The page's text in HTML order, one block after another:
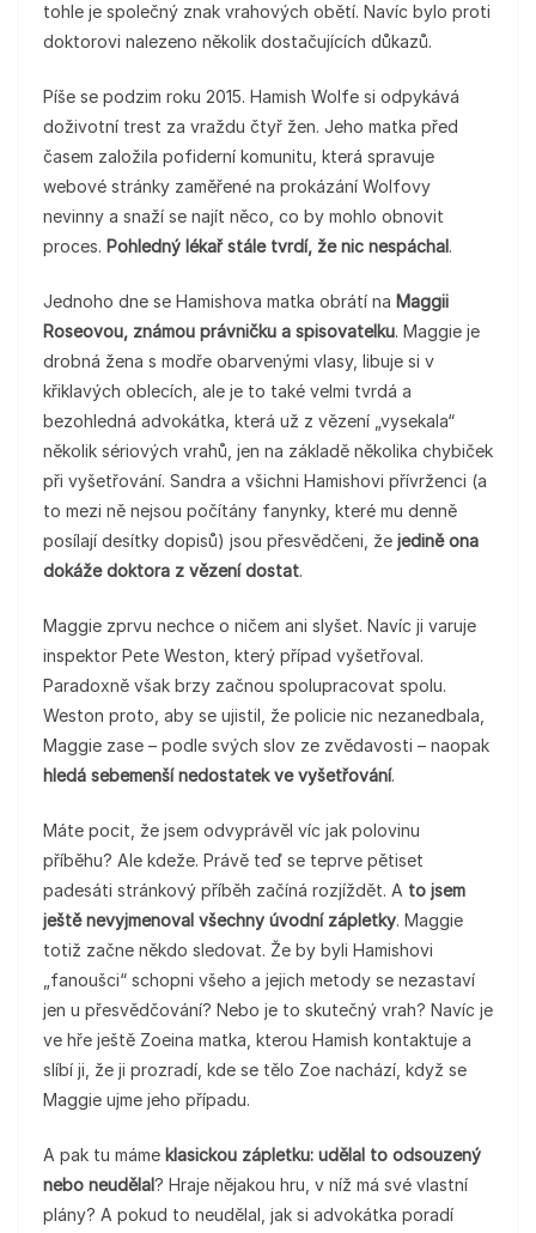
tohle je společný znak vrahových obětí. Navíc bylo proti
doktorovi nalezeno několik dostačujících důkazů.
Píše se podzim roku 2015. Hamish Wolfe si odpykává
doživotní trest za vraždu čtyř žen. Jeho matka před
časem založila pofiderní komunitu, která spravuje
webové stránky zaměřené na prokázání Wolfovy
nevinny a snaží se najít něco, co by mohlo obnovit
proces. Pohledný lékař stále tvrdí, že nic nespáchal.
Jednoho dne se Hamishova matka obrátí na Maggii
Roseovou, známou právničku a spisovatelku. Maggie je
drobná žena s modře obarvenými vlasy, libuje si v
křiklavých oblecích, ale je to také velmi tvrdá a
bezohledná advokátka, která už z vězení „vysekala“
několik sériových vrahů, jen na základě několika chybiček
při vyšetřování. Sandra a všichni Hamishovi přívrženci (a
to mezi ně nejsou počítány fanynky, které mu denně
posílají desítky dopisů) jsou přesvědčeni, že jedině ona
dokáže doktora z vězení dostat.
Maggie zprvu nechce o ničem ani slyšet. Navíc ji varuje
inspektor Pete Weston, který případ vyšetřoval.
Paradoxně však brzy začnou spolupracovat spolu.
Weston proto, aby se ujistil, že policie nic nezanedbala,
Maggie zase – podle svých slov ze zvědavosti – naopak
hledá sebemenší nedostatek ve vyšetřování.
Máte pocit, že jsem odvyprávěl víc jak polovinu
příběhu? Ale kdeže. Právě teď se teprve pětiset
padesáti stránkový příběh začíná rozjíždět. A to jsem
ještě nevyjmenoval všechny úvodní zápletky. Maggie
totiž začne někdo sledovat. Že by byli Hamishovi
„fanoušci“ schopni všeho a jejich metody se nezastaví
jen u přesvědčování? Nebo je to skutečný vrah? Navíc je
ve hře ještě Zoeina matka, kterou Hamish kontaktuje a
slíbí ji, že ji prozradí, kde se tělo Zoe nachází, když se
Maggie ujme jeho případu.
A pak tu máme klasickou zápletku: udělal to odsouzený
nebo neudělal? Hraje nějakou hru, v níž má své vlastní
plány? A pokud to neudělal, jak si advokátka poradí